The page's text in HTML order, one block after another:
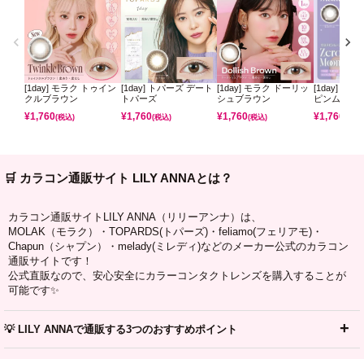
[1day] モラク トゥイン
クルブラウン
¥1,760(税込)
[1day] トパーズ デート
トパーズ
¥1,760(税込)
[1day] モラク ドーリッ
シュブラウン
¥1,760(税込)
[1day] ミレ
ピンムーン
¥1,760
🛒 カラコン通販サイト LILY ANNAとは？
カラコン通販サイトLILY ANNA（リリーアンナ）は、
MOLAK（モラク）・TOPARDS(トパーズ)・feliamo(フェリアモ)・
Chapun（シャプン）・melady(ミレディ)などのメーカー公式のカラコン
通販サイトです！
公式直販なので、安心安全にカラーコンタクトレンズを購入することが
可能です✨
💡 LILY ANNAで通販する3つのおすすめポイント